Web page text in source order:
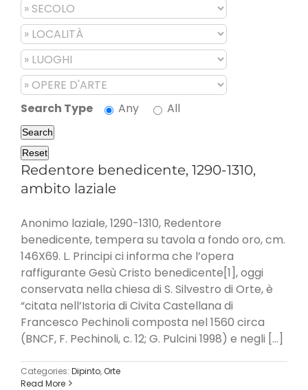
Search Type Any All
Search
Reset
Redentore benedicente, 1290-1310,
ambito laziale
Anonimo laziale, 1290-1310, Redentore
benedicente, tempera su tavola a fondo oro, cm.
146X69. L. Principi ci informa che l’opera
raffigurante Gesù Cristo benedicente[1], oggi
conservata nella chiesa di S. Silvestro di Orte, è
“citata nell’Istoria di Civita Castellana di
Francesco Pechinoli composta nel 1560 circa
(BNCF, F. Pechinoli, c. 12; G. Pulcini 1998) e negli [...]
Categories: Dipinto,Orte
Read More